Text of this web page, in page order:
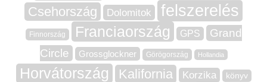
Csehország Dolomitok felszerelés
Finnország Franciaország GPS
Grand
Circle
Grossglockner Görögország Hollandia
Horvátország Kalifornia Korzika könyv